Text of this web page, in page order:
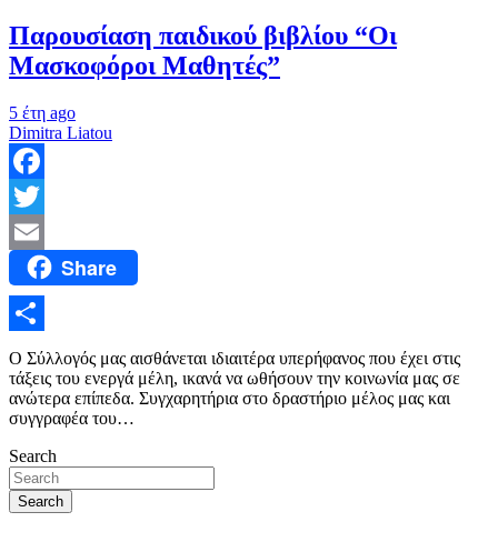
Παρουσίαση παιδικού βιβλίου “Οι
Μασκοφόροι Μαθητές”
5 έτη ago
Dimitra Liatou
Facebook
Twitter
Email Share
Μοιραστείτε
Ο Σύλλογός μας αισθάνεται ιδιαιτέρα υπερήφανος που έχει στις
τάξεις του ενεργά μέλη, ικανά να ωθήσουν την κοινωνία μας σε
ανώτερα επίπεδα. Συγχαρητήρια στο δραστήριο μέλος μας και
συγγραφέα του…
Search
Search